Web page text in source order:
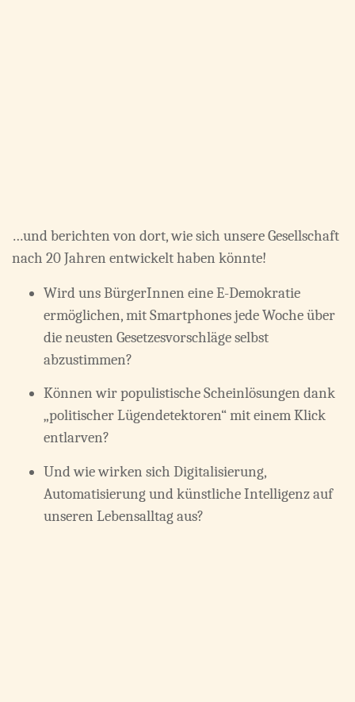
…und berichten von dort, wie sich unsere Gesellschaft
nach 20 Jahren entwickelt haben könnte!
Wird uns BürgerInnen eine E-Demokratie
ermöglichen, mit Smartphones jede Woche über
die neusten Gesetzesvorschläge selbst
abzustimmen?
Können wir populistische Scheinlösungen dank
„politischer Lügendetektoren“ mit einem Klick
entlarven?
Und wie wirken sich Digitalisierung,
Automatisierung und künstliche Intelligenz auf
unseren Lebensalltag aus?